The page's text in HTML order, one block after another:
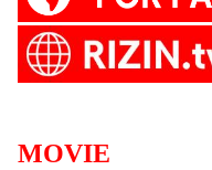
MOVIE